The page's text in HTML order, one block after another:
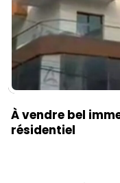
À vendre bel
résidentiel